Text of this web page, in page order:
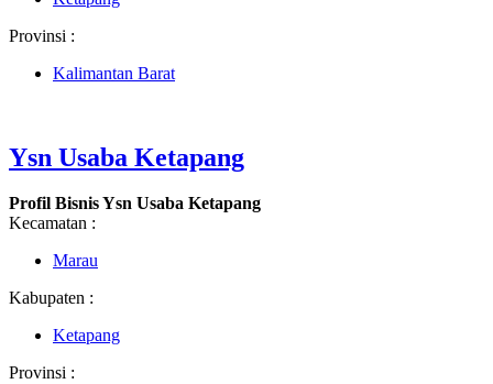
Provinsi :
Kalimantan Barat
Ysn Usaba Ketapang
Profil Bisnis Ysn Usaba Ketapang
Kecamatan :
Marau
Kabupaten :
Ketapang
Provinsi :